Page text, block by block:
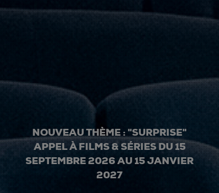
NOUVEAU THÈME : "SURPRISE"
APPEL À FILMS & SÉRIES DU 15
SEPTEMBRE 2026 AU 15 JANVIER
2027